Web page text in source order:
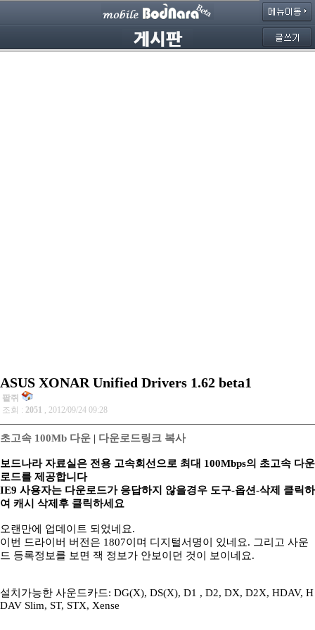
ASUS XONAR Unified Drivers 1.62 beta1
팥쥐
조회 : 2051 , 2012/09/24 09:28
초고속 100Mb 다운 | 다운로드링크 복사
보드나라 자료실은 전용 고속회선으로 최대 100Mbps의 초고속 다운
로드를 제공합니다
IE9 사용자는 다운로드가 응답하지 않을경우 도구-옵션-삭제 클릭하
여 캐시 삭제후 클릭하세요
오랜만에 업데이트 되었네요.
이번 드라이버 버전은 1807이며 디지털서명이 있네요. 그리고 사운
드 등록정보를 보면 잭 정보가 안보이던 것이 보이네요.
설치가능한 사운드카드: DG(X), DS(X), D1 , D2, DX, D2X, HDAV, H
DAV Slim, ST, STX, Xense